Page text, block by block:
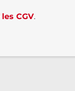
les CGV.